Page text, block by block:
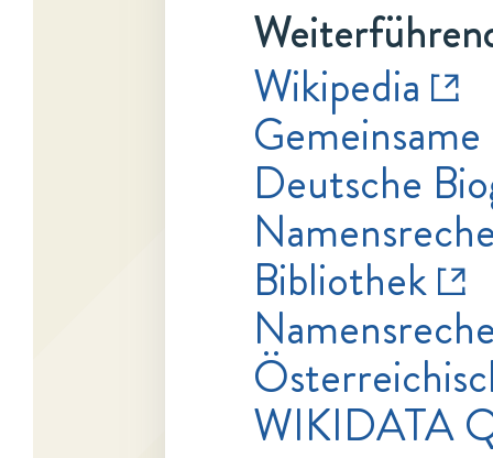
Wikipedia
Deutsche
Bibliothek
WIKIDATA